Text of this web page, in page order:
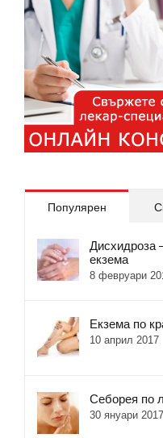
Популярен
Дисхидроза
екзема
8 февруари
Екзема по
10 април 2017
Себорея по
30 януари 2017